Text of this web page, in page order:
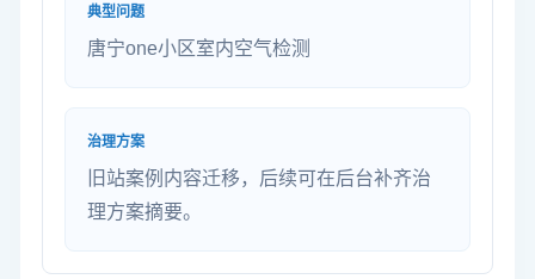
典型问题
唐宁one小区室内空气检测
治理方案
旧站案例内容迁移，后续可在后台补齐治
理方案摘要。